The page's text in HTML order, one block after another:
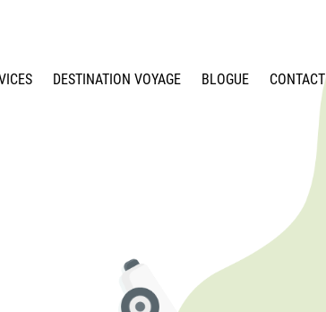
DESTINATION VOYAGE BLOGUE CONTACT